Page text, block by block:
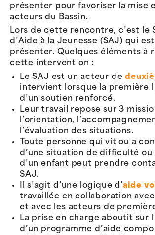
présenter pour favoriser la mise
acteurs du Bassin.
Lors de cette rencontre, c’est le
d’Aide à la Jeunesse (SAJ) qui
présenter. Quelques éléments à
cette intervention :
Le SAJ est un acteur de
intervient lorsque la première
d’un soutien renforcé.
Leur travail repose sur 3
l’orientation,
l’évaluation des situations.
Toute personne qui vit ou a
d’une situation de difficulté ou
d’un enfant peut prendre
SAJ.
Il s’agit d’une logique d’aide
travaillée en collaboration
et avec les acteurs de
La prise en charge aboutit sur
d’un programme d’aide